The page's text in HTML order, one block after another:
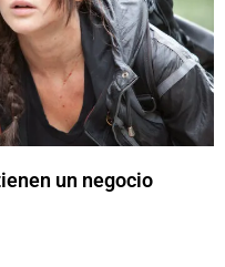
un negocio